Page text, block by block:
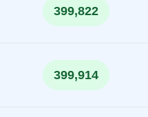
399,822
399,914